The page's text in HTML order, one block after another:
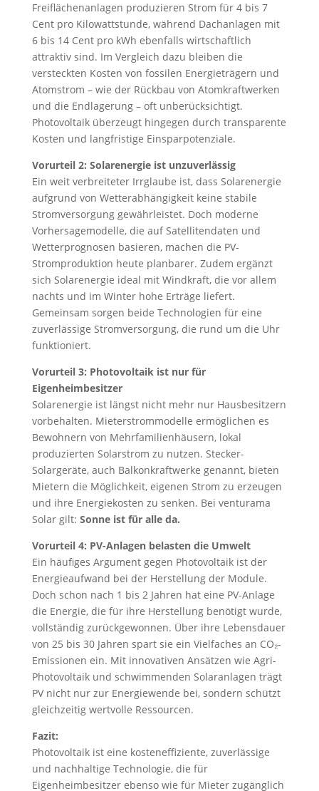
Freiflächenanlagen produzieren Strom für 4 bis 7
Cent pro Kilowattstunde, während Dachanlagen mit
6 bis 14 Cent pro kWh ebenfalls wirtschaftlich
attraktiv sind. Im Vergleich dazu bleiben die
versteckten Kosten von fossilen Energieträgern und
Atomstrom – wie der Rückbau von Atomkraftwerken
und die Endlagerung – oft unberücksichtigt.
Photovoltaik überzeugt hingegen durch transparente
Kosten und langfristige Einsparpotenziale.
Vorurteil 2: Solarenergie ist unzuverlässig
Ein weit verbreiteter Irrglaube ist, dass Solarenergie
aufgrund von Wetterabhängigkeit keine stabile
Stromversorgung gewährleistet. Doch moderne
Vorhersagemodelle, die auf Satellitendaten und
Wetterprognosen basieren, machen die PV-
Stromproduktion heute planbarer. Zudem ergänzt
sich Solarenergie ideal mit Windkraft, die vor allem
nachts und im Winter hohe Erträge liefert.
Gemeinsam sorgen beide Technologien für eine
zuverlässige Stromversorgung, die rund um die Uhr
funktioniert.
Vorurteil 3: Photovoltaik ist nur für
Eigenheimbesitzer
Solarenergie ist längst nicht mehr nur Hausbesitzern
vorbehalten. Mieterstrommodelle ermöglichen es
Bewohnern von Mehrfamilienhäusern, lokal
produzierten Solarstrom zu nutzen. Stecker-
Solargeräte, auch Balkonkraftwerke genannt, bieten
Mietern die Möglichkeit, eigenen Strom zu erzeugen
und ihre Energiekosten zu senken. Bei venturama
Solar gilt: Sonne ist für alle da.
Vorurteil 4: PV-Anlagen belasten die Umwelt
Ein häufiges Argument gegen Photovoltaik ist der
Energieaufwand bei der Herstellung der Module.
Doch schon nach 1 bis 2 Jahren hat eine PV-Anlage
die Energie, die für ihre Herstellung benötigt wurde,
vollständig zurückgewonnen. Über ihre Lebensdauer
von 25 bis 30 Jahren spart sie ein Vielfaches an CO₂-
Emissionen ein. Mit innovativen Ansätzen wie Agri-
Photovoltaik und schwimmenden Solaranlagen trägt
PV nicht nur zur Energiewende bei, sondern schützt
gleichzeitig wertvolle Ressourcen.
Fazit:
Photovoltaik ist eine kosteneffiziente, zuverlässige
und nachhaltige Technologie, die für
Eigenheimbesitzer ebenso wie für Mieter zugänglich